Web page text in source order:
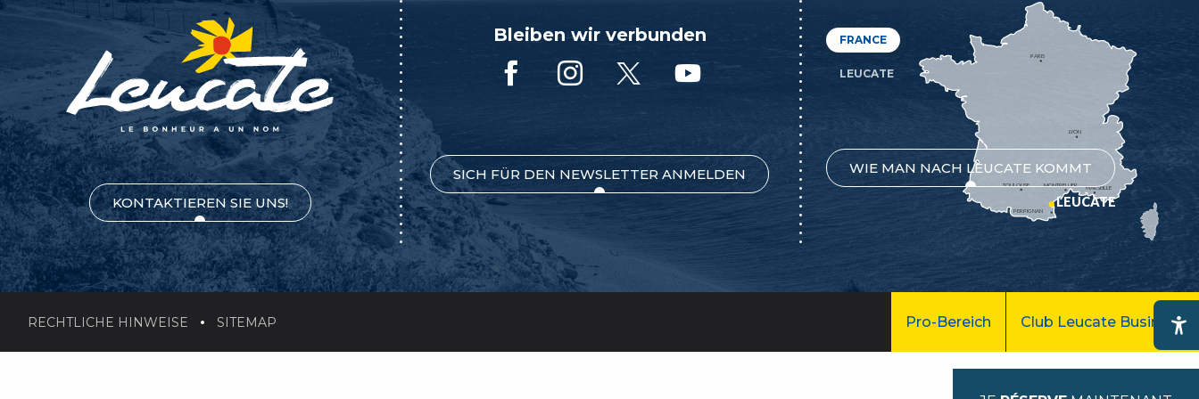
KONTAKTIEREN SIE UNS!
Bleiben wir verbunden
SICH FÜR DEN NEWSLETTER ANMELDEN
FRANCE
LEUCATE
WIE MAN NACH LEUCATE KOMMT
MONTPELLIER
PERPIGNAN
MARSEILLE
TOULOUSE
LYON
PARIS
LEUCATE
RECHTLICHE HINWEISE SITEMAP Pro-Bereich Club Leucate Business